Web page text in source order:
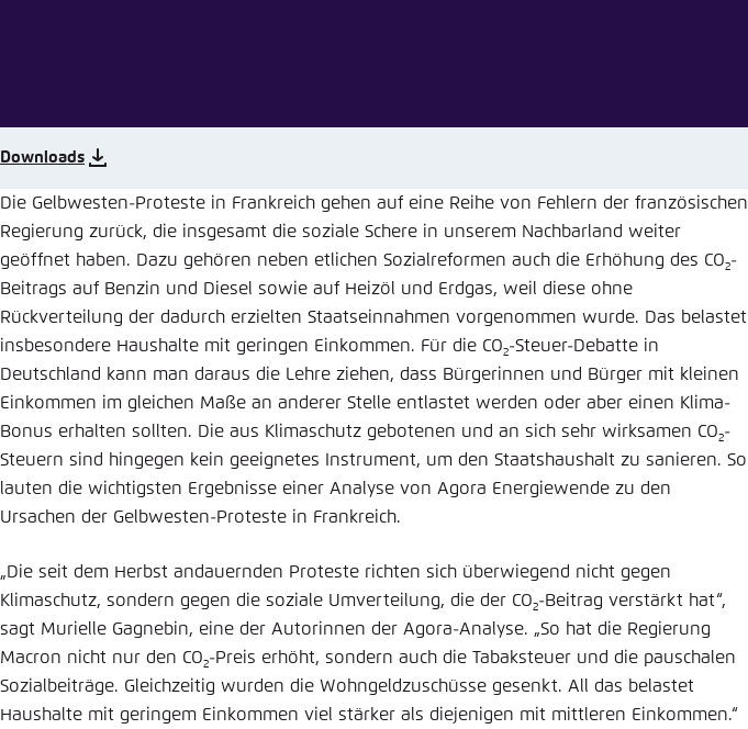
Downloads
Die Gelbwesten-Proteste in Frankreich gehen auf eine Reihe von Fehlern der französischen
Regierung zurück, die insgesamt die soziale Schere in unserem Nachbarland weiter
geöffnet haben. Dazu gehören neben etlichen Sozialreformen auch die Erhöhung des CO2-
Beitrags auf Benzin und Diesel sowie auf Heizöl und Erdgas, weil diese ohne
Rückverteilung der dadurch erzielten Staatseinnahmen vorgenommen wurde. Das belastet
insbesondere Haushalte mit geringen Einkommen. Für die CO2-Steuer-Debatte in
Deutschland kann man daraus die Lehre ziehen, dass Bürgerinnen und Bürger mit kleinen
Einkommen im gleichen Maße an anderer Stelle entlastet werden oder aber einen Klima-
Bonus erhalten sollten. Die aus Klimaschutz gebotenen und an sich sehr wirksamen CO2-
Steuern sind hingegen kein geeignetes Instrument, um den Staatshaushalt zu sanieren. So
lauten die wichtigsten Ergebnisse einer Analyse von Agora Energiewende zu den
Ursachen der Gelbwesten-Proteste in Frankreich.
„Die seit dem Herbst andauernden Proteste richten sich überwiegend nicht gegen
Klimaschutz, sondern gegen die soziale Umverteilung, die der CO2-Beitrag verstärkt hat“,
sagt Murielle Gagnebin, eine der Autorinnen der Agora-Analyse. „So hat die Regierung
Macron nicht nur den CO2-Preis erhöht, sondern auch die Tabaksteuer und die pauschalen
Sozialbeiträge. Gleichzeitig wurden die Wohngeldzuschüsse gesenkt. All das belastet
Haushalte mit geringem Einkommen viel stärker als diejenigen mit mittleren Einkommen.“